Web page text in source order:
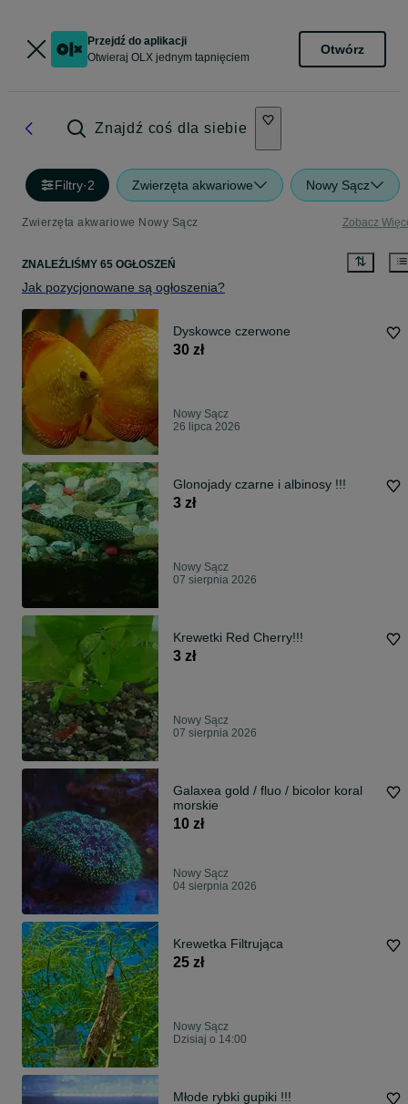
Przejdź do aplikacji
Otwieraj OLX jednym tapnięciem
Otwórz
Znajdź coś dla siebie
Filtry·2 Zwierzęta akwariowe Nowy Sącz
Zwierzęta akwariowe Nowy Sącz Zobacz
ZNALEŹLIŚMY 65 OGŁOSZEŃ
Jak pozycjonowane są ogłoszenia?
Dyskowce czerwone
30 zł
Nowy Sącz
26 lipca 2026
Glonojady czarne i albinosy !!!
3 zł
Nowy Sącz
07 sierpnia 2026
Krewetki Red Cherry!!!
3 zł
Nowy Sącz
07 sierpnia 2026
Galaxea gold / fluo / bicolor koral
morskie
10 zł
Nowy Sącz
04 sierpnia 2026
Krewetka Filtrująca
25 zł
Nowy Sącz
Dzisiaj o 14:00
Młode rybki gupiki !!!